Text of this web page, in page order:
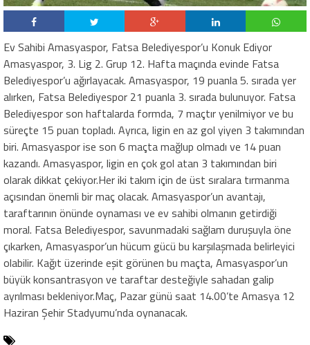
Ev Sahibi Amasyaspor, Fatsa Belediyespor’u Konuk Ediyor
Amasyaspor, 3. Lig 2. Grup 12. Hafta maçında evinde Fatsa
Belediyespor’u ağırlayacak. Amasyaspor, 19 puanla 5. sırada yer
alırken, Fatsa Belediyespor 21 puanla 3. sırada bulunuyor. Fatsa
Belediyespor son haftalarda formda, 7 maçtır yenilmiyor ve bu
süreçte 15 puan topladı. Ayrıca, ligin en az gol yiyen 3 takımından
biri. Amasyaspor ise son 6 maçta mağlup olmadı ve 14 puan
kazandı. Amasyaspor, ligin en çok gol atan 3 takımından biri
olarak dikkat çekiyor.Her iki takım için de üst sıralara tırmanma
açısından önemli bir maç olacak. Amasyaspor’un avantajı,
taraftarının önünde oynaması ve ev sahibi olmanın getirdiği
moral. Fatsa Belediyespor, savunmadaki sağlam duruşuyla öne
çıkarken, Amasyaspor’un hücum gücü bu karşılaşmada belirleyici
olabilir. Kağıt üzerinde eşit görünen bu maçta, Amasyaspor’un
büyük konsantrasyon ve taraftar desteğiyle sahadan galip
ayrılması bekleniyor.Maç, Pazar günü saat 14.00’te Amasya 12
Haziran Şehir Stadyumu’nda oynanacak.